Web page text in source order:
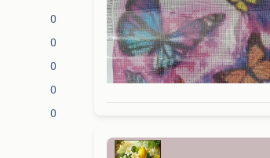
0
0
0
0
0